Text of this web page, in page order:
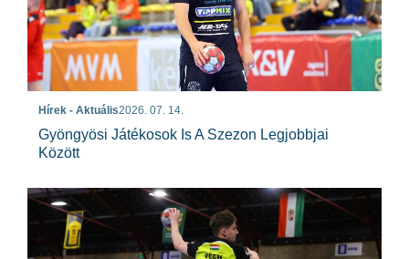
Hírek - Aktuális2026. 07. 14.
Gyöngyösi Játékosok Is A Szezon Legjobbjai
Között